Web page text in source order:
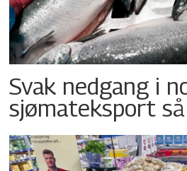
Svak nedgang i
sjømateksport